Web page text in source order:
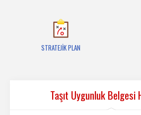
STRATEJİK PLAN
Taşıt Uygunluk Belgesi